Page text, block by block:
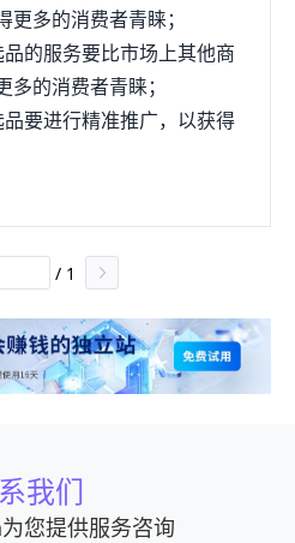
多的消费者青睐；
的服务要比市场上其他商
的消费者青睐；
要进行精准推广，以获得
/ 1
我们
您提供服务咨询